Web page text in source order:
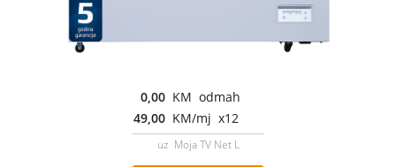
0,00 KM odmah
49,00 KM/mj x12
uz Moja TV Net L